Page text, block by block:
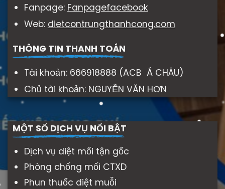
Fanpage: Fanpagefacebook
Web: dietcontrungthanhcong.com
THÔNG TIN THANH TOÁN
Tài khoản: 666918888 (ACB Á CHÂU)
Chủ tài khoản: NGUYỄN VĂN HƠN
MỘT SỐ DỊCH VỤ NỔI BẬT
Dịch vụ diệt mối tận gốc
Phòng chống mối CTXD
Phun thuốc diệt muỗi